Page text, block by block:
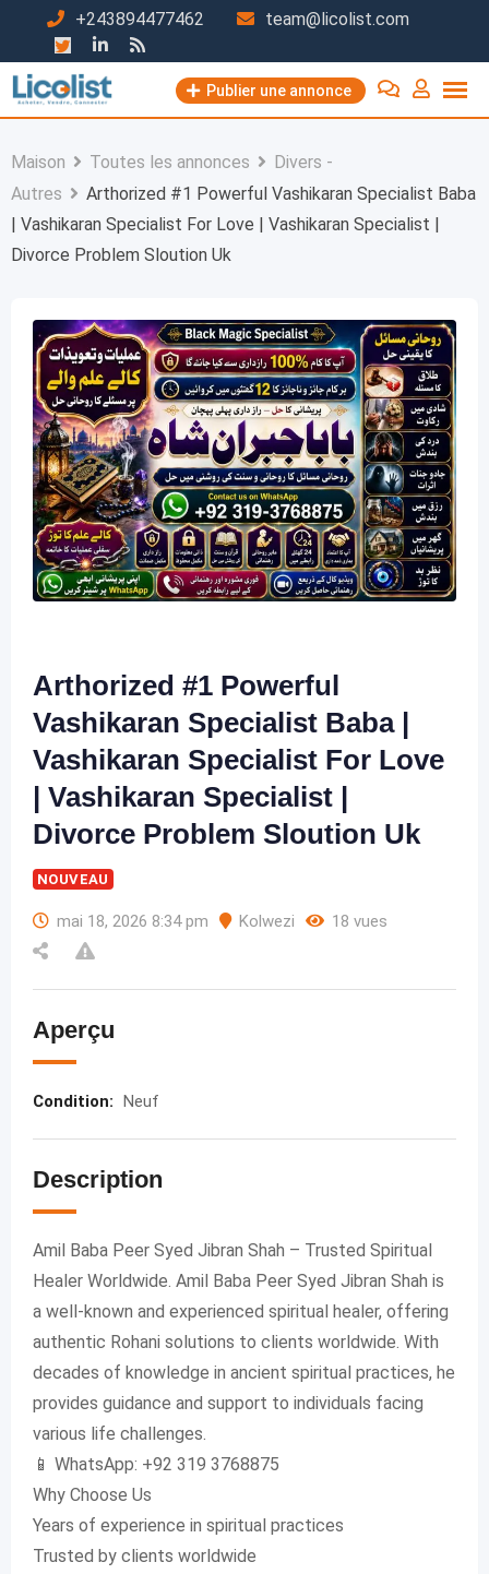
contenu
+243894477462 team@licolist.com
Publier une annonce
Maison Toutes les annonces
Divers -
Autres
Arthorized #1 Powerful Vashikaran Specialist Baba
| Vashikaran Specialist For Love | Vashikaran Specialist |
Divorce Problem Sloution Uk
Arthorized #1 Powerful
Vashikaran Specialist Baba |
Vashikaran Specialist For Love
| Vashikaran Specialist |
Divorce Problem Sloution Uk
NOUVEAU
mai 18, 2026 8:34 pm Kolwezi 18 vues
Aperçu
Condition: Neuf
Description
Amil Baba Peer Syed Jibran Shah – Trusted Spiritual
Healer Worldwide. Amil Baba Peer Syed Jibran Shah is
a well-known and experienced spiritual healer, offering
authentic Rohani solutions to clients worldwide. With
decades of knowledge in ancient spiritual practices, he
provides guidance and support to individuals facing
various life challenges.
📱 WhatsApp: +92 319 3768875
Why Choose Us
Years of experience in spiritual practices
Trusted by clients worldwide